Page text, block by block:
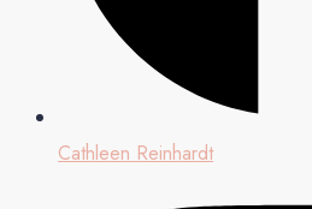
Cathleen Reinhardt